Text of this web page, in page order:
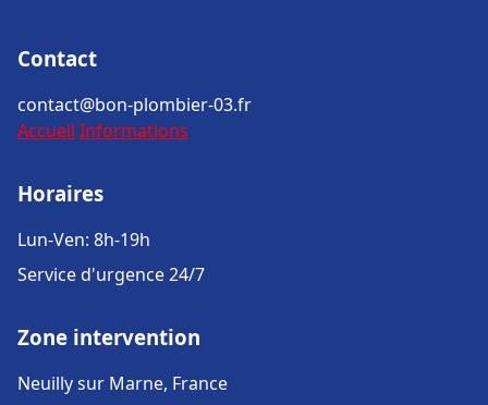
Contact
contact@bon-plombier-03.fr
Accueil Informations
Horaires
Lun-Ven: 8h-19h
Service d'urgence 24/7
Zone intervention
Neuilly sur Marne, France